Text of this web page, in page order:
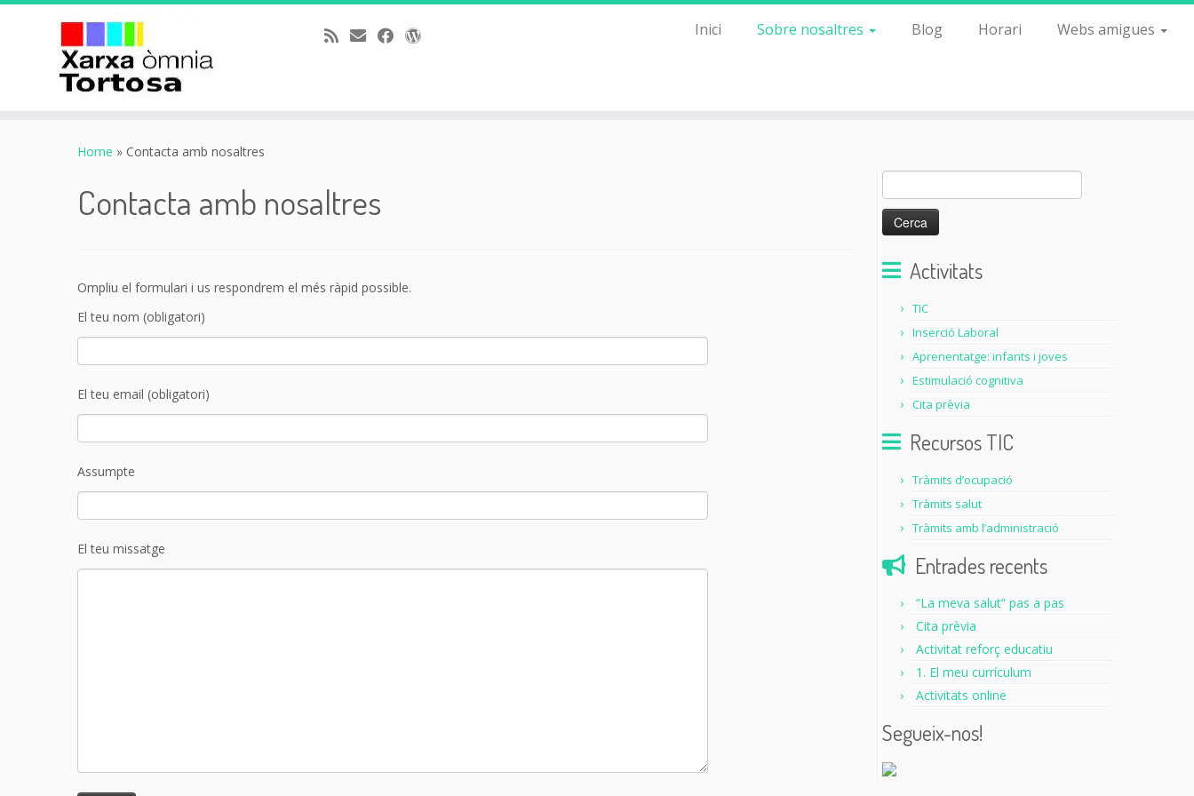
Inici Sobre nosaltres Blog Horari Webs amigues
Home » Contacta amb nosaltres
Contacta amb nosaltres
Ompliu el formulari i us respondrem el més ràpid possible.
El teu nom (obligatori)
El teu email (obligatori)
Assumpte
El teu missatge
Cerca:
Activitats
TIC
Inserció Laboral
Aprenentatge: infants i joves
Estimulació cognitiva
Cita prèvia
Recursos TIC
Tràmits d’ocupació
Tràmits salut
Tràmits amb l’administració
Entrades recents
“La meva salut” pas a pas
Cita prèvia
Activitat reforç educatiu
1. El meu currículum
Activitats online
Segueix-nos!